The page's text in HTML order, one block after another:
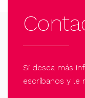
Si desea más
escríbanos y le